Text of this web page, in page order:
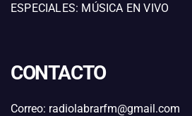
ESPECIALES: MÚSICA EN VIVO
CONTACTO
Correo: radiolabrarfm@gmail.com